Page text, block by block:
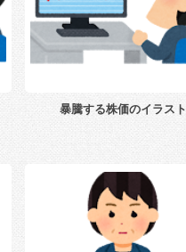
暴騰する株価のイラスト